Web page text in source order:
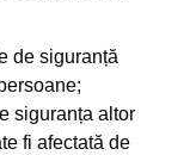
de siguranță
siguranța altor
fi afectată de